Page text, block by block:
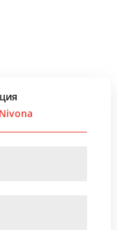
Nivona